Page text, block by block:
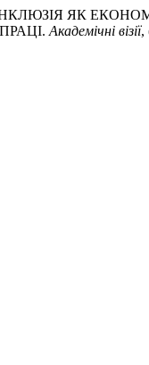
ІНКЛЮЗІЯ ЯК
Академічні візії,